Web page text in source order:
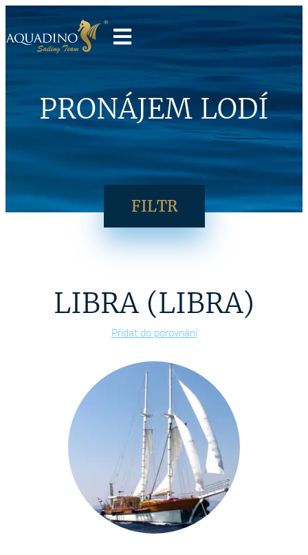
PRONÁJEM LODÍ
FILTR
LIBRA (LIBRA)
Přidat do porovnání